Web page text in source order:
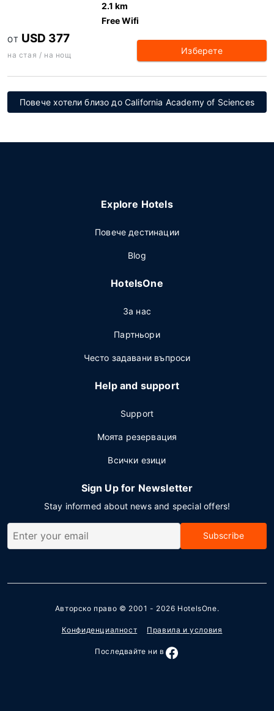
2.1 km
Free Wifi
ОТ USD 377
на стая / на нощ Изберете
Повече хотели близо до California Academy of Sciences
Explore Hotels
Повече дестинации
Blog
HotelsOne
За нас
Партньори
Често задавани въпроси
Help and support
Support
Моята резервация
Всички езици
Sign Up for Newsletter
Stay informed about news and special offers!
Subscribe
Авторско право © 2001 - 2026 HotelsOne.
Конфиденциалност Правила и условия
Последвайте ни в